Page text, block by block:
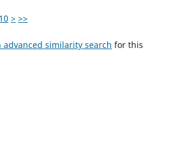
10 > >>
advanced similarity search for this